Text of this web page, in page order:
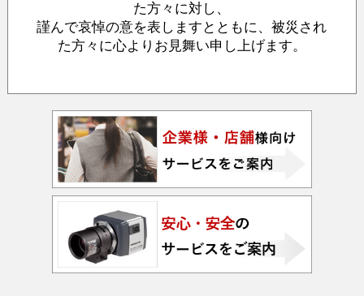
た方々に対し、
謹んで哀悼の意を表しますとともに、被災され
た方々に心よりお見舞い申し上げます。